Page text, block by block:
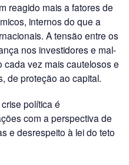
reagido mais a fatores de
internos do que a
A tensão entre os
nos investidores e mal-
vez mais cautelosos e
de proteção ao capital.
política é
com a perspectiva de
e desrespeito à lei do teto